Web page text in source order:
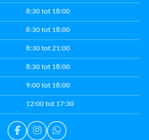
8:30 tot 18:00
8:30 tot 18:00
8:30 tot 21:00
8:30 tot 18:00
9:00 tot 18:00
12:00 tot 17:30
F
I
W